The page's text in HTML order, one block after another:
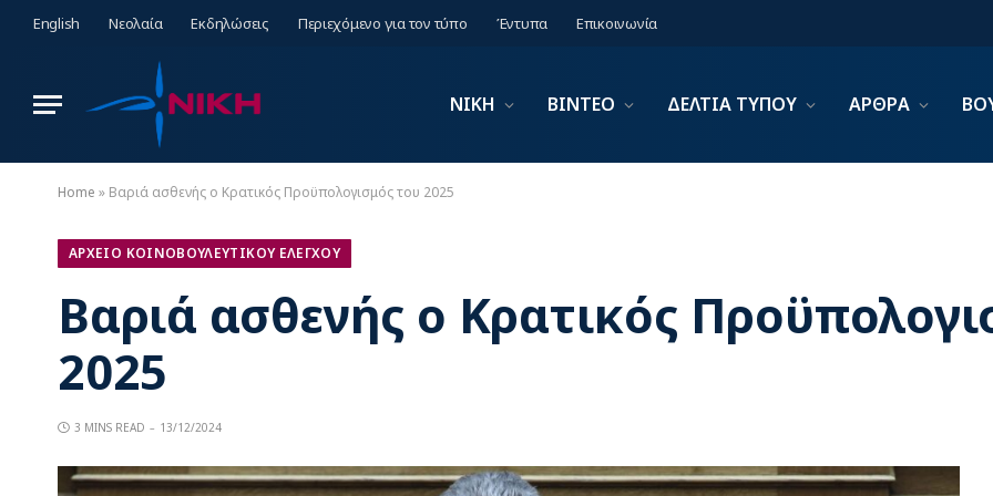
English Νεολαία Εκδηλώσεις Περιεχόμενο για τον τύπο Έντυπα Επικοινωνία
ΝΙΚΗ ΒΙΝΤΕΟ ΔΕΛΤΙΑ ΤΥΠΟΥ ΑΡΘΡΑ
Home » Βαριά ασθενής ο Κρατικός Προϋπολογισμός του 2025
ΑΡΧΕΙΟ ΚΟΙΝΟΒΟΥΛΕΥΤΙΚΟΥ ΕΛΕΓΧΟΥ
Βαριά ασθενής ο Κρατικός
2025
3 MINS READ 13/12/2024